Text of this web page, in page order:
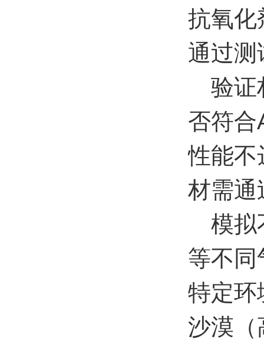
抗氧化
通过测
验证
否符合
性能不
材需通
模拟
等不同
特定环
沙漠（